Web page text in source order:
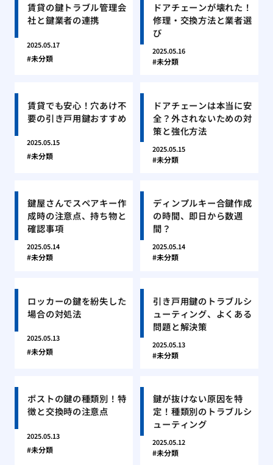
賃貸の鍵トラブル管理会
社と鍵業者の連携
2025.05.17
未分類
ドアチェーンが壊れた！
修理・交換方法と業者選
び
2025.05.16
未分類
賃貸でも安心！穴あけ不
要の引き戸用鍵おすすめ
2025.05.15
未分類
ドアチェーンは本当に安
全？外されないための対
策と強化方法
2025.05.15
未分類
鍵屋さんでスペアキー作
成時の注意点、持ち物と
確認事項
2025.05.14
未分類
ディンプルキー合鍵作成
の時間、即日から数週
間？
2025.05.14
未分類
ロッカーの鍵を紛失した
場合の対処法
2025.05.13
未分類
引き戸用鍵のトラブルシ
ューティング、よくある
問題と解決策
2025.05.13
未分類
ポストの鍵の種類別！特
徴と交換時の注意点
2025.05.13
未分類
鍵が抜けない原因を特
定！種類別のトラブルシ
ューティング
2025.05.12
未分類